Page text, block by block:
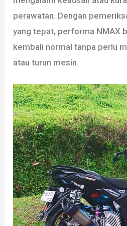
perawatan. Dengan
yang tepat, performa NMAX
kembali normal tanpa perlu
atau turun mesin.